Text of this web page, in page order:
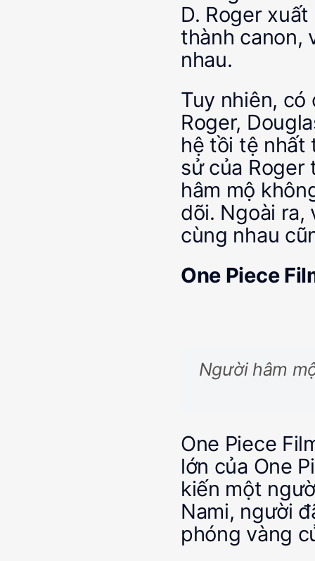
D. Roger
thành canon,
nhau.
Tuy nhiên, có
Roger,
hệ tồi tệ nhất
sử của
hâm mộ
dõi. Ngoài ra,
cùng nhau
One Piece
Người hâm
One Piece
lớn của One
kiến ​​một
Nami, người
phóng vàng